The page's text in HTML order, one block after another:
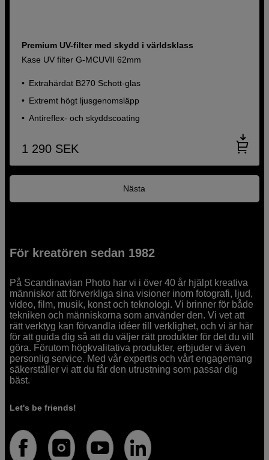
Premium UV-filter med skydd i världsklass
Kase UV filter G-MCUVII 62mm
Extrahärdat B270 Schott-glas
Extremt högt ljusgenomsläpp
Antireflex- och skyddscoating
1 290 SEK
Nästa
För kreatören sedan 1982
På Scandinavian Photo har vi i över 40 år hjälpt kreativa
människor att förverkliga sina visioner inom fotografi, ljud,
video, film, musik, konst och teknologi. Vi brinner för både
tekniken och människorna som använder den. Vi vet att
rätt verktyg kan förvandla idéer till verklighet, och vi är här
för att guida dig så att du väljer rätt produkter för det du vill
göra. Förutom högkvalitativa produkter, erbjuder vi även
personlig service. Med vår expertis och vårt engagemang
säkerställer vi att du får den utrustning som passar dig
bäst.
Let's be friends!